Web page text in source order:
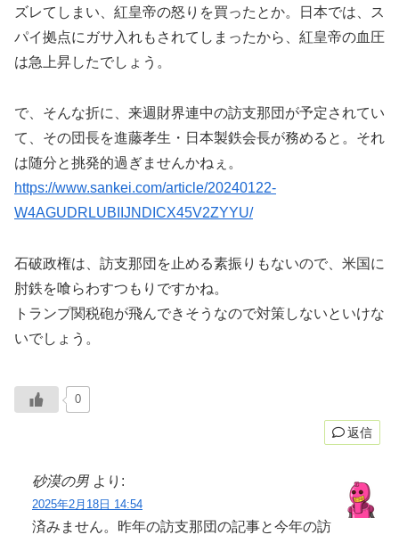
ズレてしまい、紅皇帝の怒りを買ったとか。日本では、ス
パイ拠点にガサ入れもされてしまったから、紅皇帝の血圧
は急上昇したでしょう。
で、そんな折に、来週財界連中の訪支那団が予定されてい
て、その団長を進藤孝生・日本製鉄会長が務めると。それ
は随分と挑発的過ぎませんかねぇ。
https://www.sankei.com/article/20240122-
W4AGUDRLUBIIJNDICX45V2ZYYU/
石破政権は、訪支那団を止める素振りもないので、米国に
肘鉄を喰らわすつもりですかね。
トランプ関税砲が飛んできそうなので対策しないといけな
いでしょう。
0
返信
砂漠の男 より:
2025年2月18日 14:54
済みません。昨年の訪支那団の記事と今年の訪